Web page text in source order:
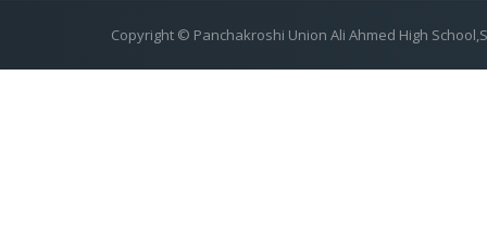
Copyright © Panchakroshi Union Ali Ahmed High